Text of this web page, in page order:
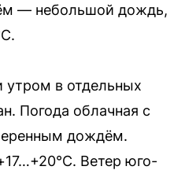
— небольшой дождь,
утром в отдельных
Погода облачная с
дождём.
Ветер юго-